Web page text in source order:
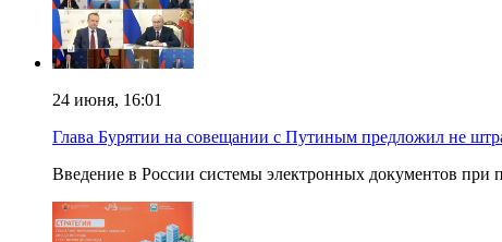
24 июня, 16:01
Глава Бурятии на совещании с Путиным предложил не
Введение в России системы электронных документов при